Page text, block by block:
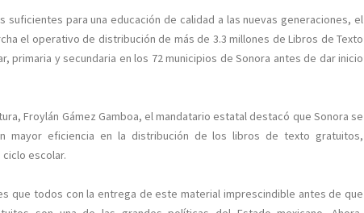
suficientes para una educación de calidad a las nuevas generaciones, el
el operativo de distribución de más de 3.3 millones de Libros de Texto
primaria y secundaria en los 72 municipios de Sonora antes de dar inicio
Froylán Gámez Gamboa, el mandatario estatal destacó que Sonora se
mayor eficiencia en la distribución de los libros de texto gratuitos,
escolar.
que todos con la entrega de este material imprescindible antes de que